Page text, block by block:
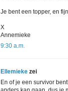
Je bent een topper, en
X
Annemieke
9:30 a.m.
Ellemieke zei
En of je een survivor